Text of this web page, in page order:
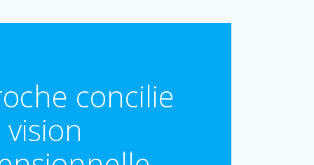
concilie